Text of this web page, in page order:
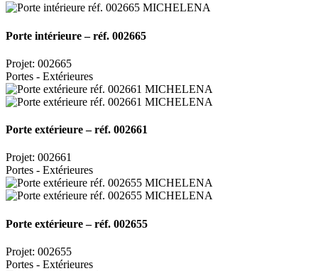
Porte intérieure – réf. 002665
Projet: 002665
Portes - Extérieures
Porte extérieure – réf. 002661
Projet: 002661
Portes - Extérieures
Porte extérieure – réf. 002655
Projet: 002655
Portes - Extérieures